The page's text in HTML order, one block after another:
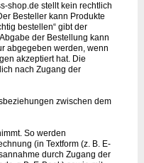
shop.de stellt kein rechtlich
Besteller kann Produkte
bestellen“ gibt der
der Bestellung kann
abgegeben werden, wenn
akzeptiert hat. Die
nach Zugang der
zwischen dem
So werden
(in Textform (z. B. E-
durch Zugang der